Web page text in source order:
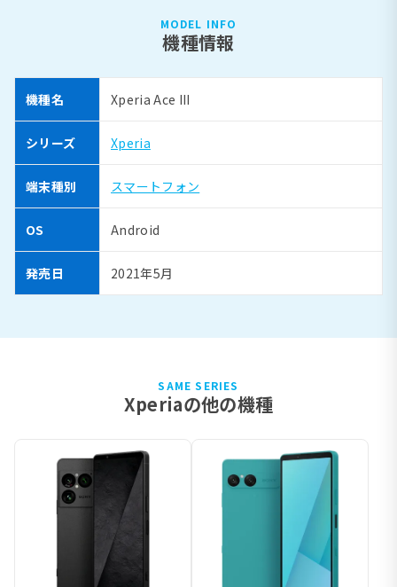
MODEL INFO
機種情報
機種名 Xperia Ace III
シリーズ Xperia
端末種別 スマートフォン
OS Android
発売日 2021年5月
SAME SERIES
Xperiaの他の機種